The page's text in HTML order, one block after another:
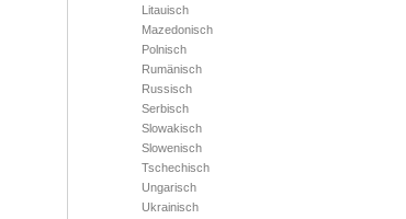
Litauisch
Mazedonisch
Polnisch
Rumänisch
Russisch
Serbisch
Slowakisch
Slowenisch
Tschechisch
Ungarisch
Ukrainisch